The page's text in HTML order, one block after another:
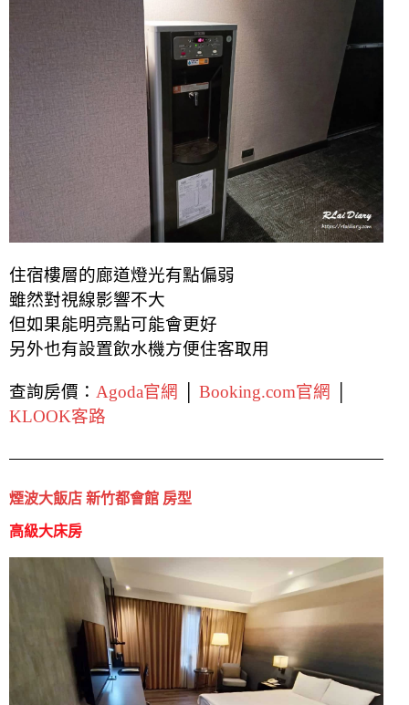
住宿樓層的廊道燈光有點偏弱
雖然對視線影響不大
但如果能明亮點可能會更好
另外也有設置飲水機方便住客取用
查詢房價： Agoda官網 Booking.com官網
KLOOK客路
煙波大飯店 新竹都會館 房型
高級大床房